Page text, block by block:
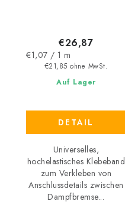
Auf Lager
€21,85 ohne MwSt.
€26,87
Verkaufspreis:
€1,07 / 1 m
DETAIL
Universelles,
hochelastisches Klebeband
zum Verkleben von
Anschlussdetails zwischen
Dampfbremse...